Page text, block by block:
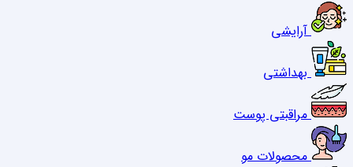
آرایشی
بهداشتی
مراقبتی پوست
محصولات مو